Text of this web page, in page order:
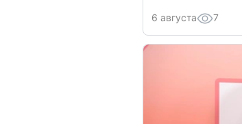
6 августа 7